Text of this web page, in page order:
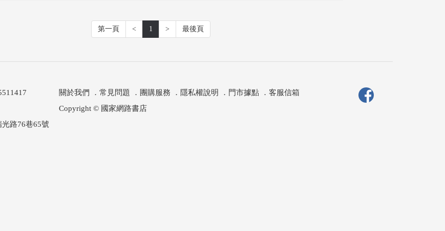
第一頁 < 1 > 最後頁
關於我們 ． 常見問題 ． 團購服務 ． 隱私權說明 ． 門市據點． 客服信箱
Copyright © 國家網路書店
路76巷65號